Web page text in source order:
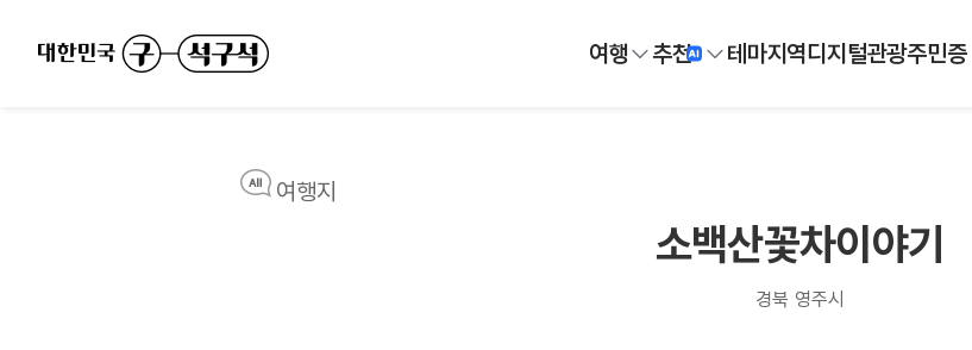
여행 추천 테마지역디지털관광주민증
여행지
소백산꽃차이야기
경북 영주시